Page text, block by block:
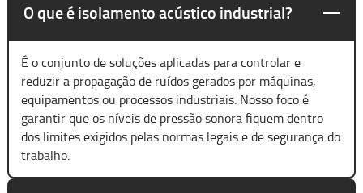
O que é isolamento acústico industrial?
É o conjunto de soluções aplicadas para controlar e
reduzir a propagação de ruídos gerados por máquinas,
equipamentos ou processos industriais. Nosso foco é
garantir que os níveis de pressão sonora fiquem dentro
dos limites exigidos pelas normas legais e de segurança do
trabalho.